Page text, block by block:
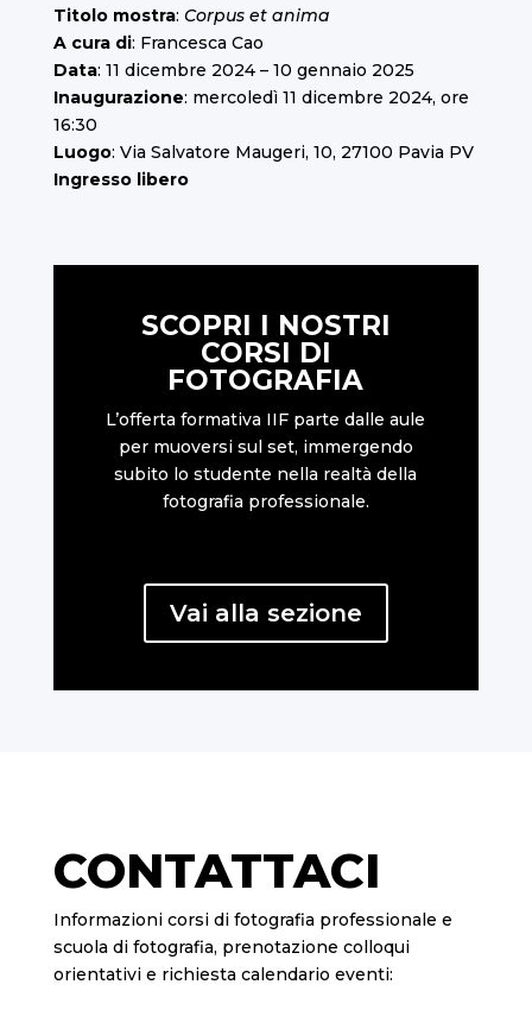
Titolo mostra: Corpus et anima
A cura di: Francesca Cao
Data: 11 dicembre 2024 – 10 gennaio 2025
Inaugurazione: mercoledì 11 dicembre 2024, ore
16:30
Luogo: Via Salvatore Maugeri, 10, 27100 Pavia PV
Ingresso libero
SCOPRI I NOSTRI
CORSI DI
FOTOGRAFIA
L’offerta formativa IIF parte dalle aule
per muoversi sul set, immergendo
subito lo studente nella realtà della
fotografia professionale.
Vai alla sezione
CONTATTACI
Informazioni corsi di fotografia professionale e
scuola di fotografia, prenotazione colloqui
orientativi e richiesta calendario eventi: